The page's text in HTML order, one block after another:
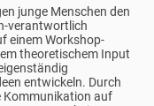
junge Menschen den
verantwortlich
einem Workshop-
theoretischem Input
entwickeln. Durch
Kommunikation auf